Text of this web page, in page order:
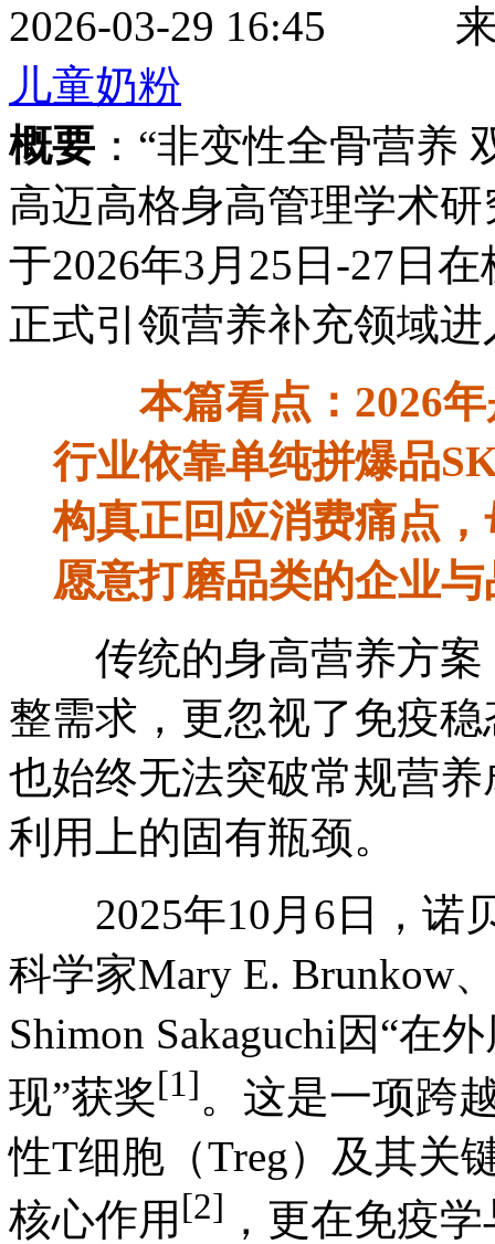
2026-03-29 16:45
儿童奶粉
概要 ：“非变性全骨营养
高迈高格身高管理学术
于2026年3月25日-27日
正式引领营养补充领域
本篇看点：2026
行业依靠单纯拼爆品
构真正回应消费痛点
愿意打磨品类的企业
传统的身高营养方案
整需求，更忽视了免疫
也始终无法突破常规营
利用上的固有瓶颈。
2025年10月6日，诺
科学家Mary E. Brunkow
Shimon Sakaguchi因“在
现”获奖[1]。这是一项跨
性T细胞（Treg）及其关
核心作用 [2] ，更在免疫